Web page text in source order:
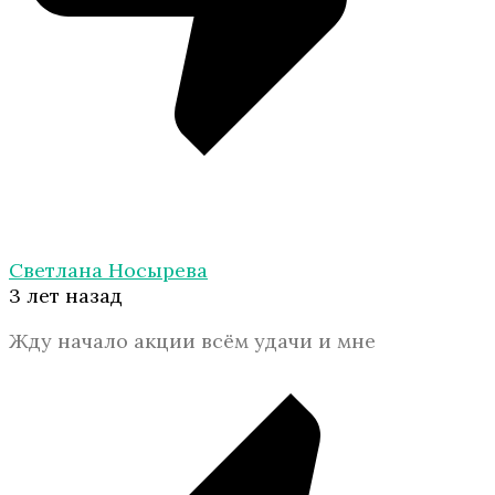
Светлана Носырева
3 лет назад
Жду начало акции всём удачи и мне